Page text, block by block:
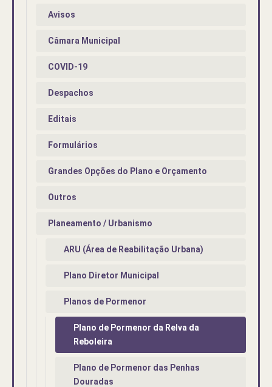
Avisos
Câmara Municipal
COVID-19
Despachos
Editais
Formulários
Grandes Opções do Plano e Orçamento
Outros
Planeamento / Urbanismo
ARU (Área de Reabilitação Urbana)
Plano Diretor Municipal
Planos de Pormenor
Plano de Pormenor da Relva da
Reboleira
Plano de Pormenor das Penhas
Douradas